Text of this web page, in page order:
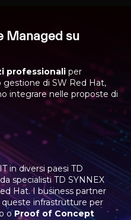
Managed su
professionali per
gestione di SW Red Hat,
integrare nelle proposte di
in diversi paesi TD
specialisti TD SYNNEX
Hat. I business partner
infrastrutture per
oProof of Concept